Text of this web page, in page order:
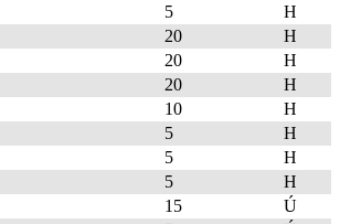
5
H
20
H
20
H
20
H
10
H
5
H
5
H
5
H
15
Ú